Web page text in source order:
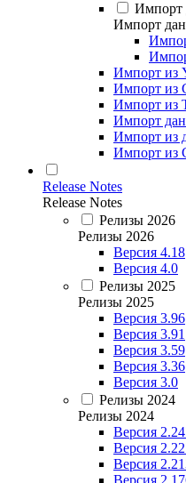
Импорт
Импорт
Импорт из
Импорт из
Импорт из
Импорт
Импорт из
Импорт из
Release Notes
Release Notes
Релизы 2026
Релизы 2026
Версия 4.18
Версия 4.0
Релизы 2025
Релизы 2025
Версия 3.96
Версия 3.91
Версия 3.59
Версия 3.36
Версия 3.0
Релизы 2024
Релизы 2024
Версия
Версия
Версия